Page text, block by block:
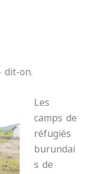
dit-on.
Les
camps de
réfugiés
burundai
s de